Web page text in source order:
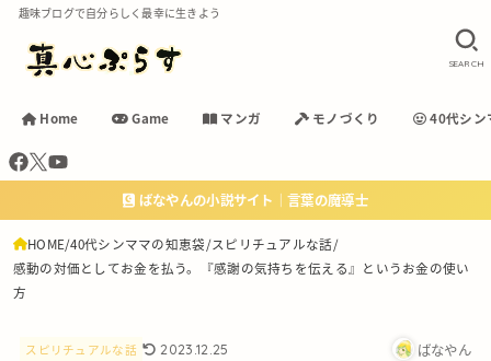
趣味ブログで自分らしく最幸に生きよう
Home Game マンガ モノづくり 40代シン
SEARCH
ばなやんの小説サイト｜言葉の魔導士
HOME 40代シンママの知恵袋 スピリチュアルな話
感動の対価としてお金を払う。『感謝の気持ちを伝える』というお金の使い
方
スピリチュアルな話 2023.12.25 ばなやん